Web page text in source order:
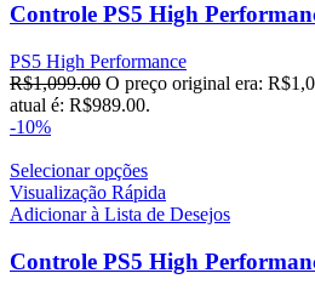
Controle PS5 High
PS5 High Performance
R$1,099.00 O preço original era:
atual é: R$989.00.
-10%
Selecionar opções
Visualização Rápida
Adicionar à Lista de Desejos
Controle PS5 High